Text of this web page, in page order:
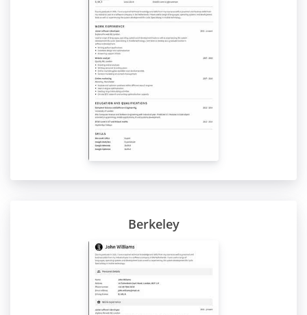
Berkeley